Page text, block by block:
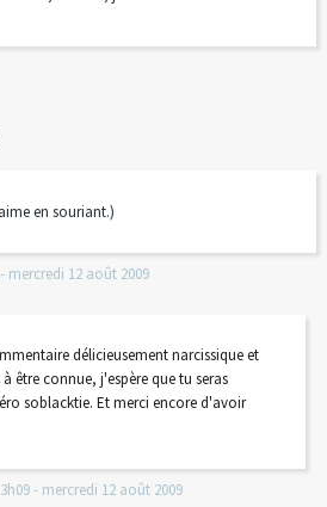
en souriant.)
mercredi 12 août 2009
délicieusement narcissique et
être connue, j'espère que tu seras
soblacktie. Et merci encore d'avoir
- mercredi 12 août 2009